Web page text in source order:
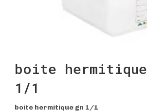
boite
1/1
boite hermitique gn 1/1